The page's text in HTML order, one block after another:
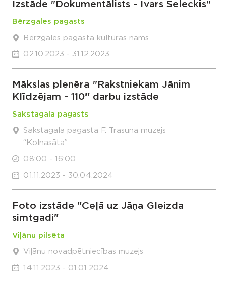
Izstāde "Dokumentālists - Ivars Seleckis"
Bērzgales pagasts
Bērzgales pagasta kultūras nams
02.10.2023 - 31.12.2023
Mākslas plenēra "Rakstniekam Jānim
Klīdzējam - 110" darbu izstāde
Sakstagala pagasts
Sakstagala pagasta F. Trasuna muzejs
“Kolnasāta”
08:00 - 16:00
01.11.2023 - 30.04.2024
Foto izstāde "Ceļā uz Jāņa Gleizda
simtgadi"
Viļānu pilsēta
Viļānu novadpētniecības muzejs
14.11.2023 - 01.01.2024